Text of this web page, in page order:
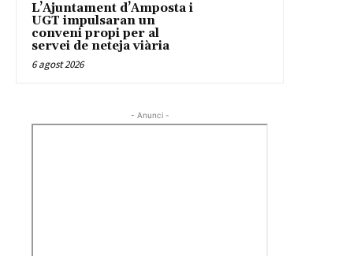
L’Ajuntament d’Amposta i
UGT impulsaran un
conveni propi per al
servei de neteja viària
6 agost 2026
- Anunci -